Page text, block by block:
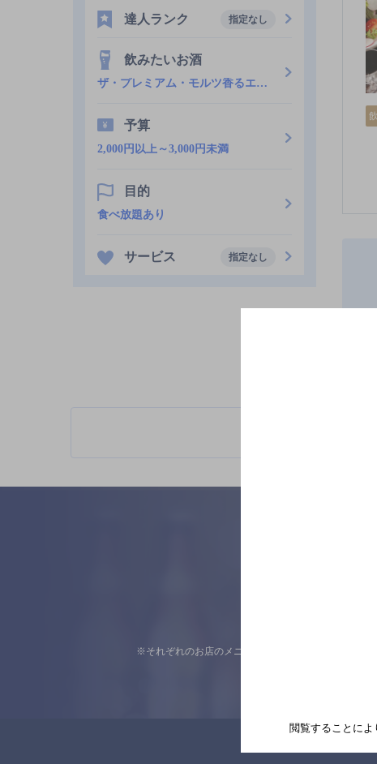
達人ランク 指定なし
飲みたいお酒
ザ・プレミアム・モルツ香るエール
予算
2,000円以上～3,000円未満
目的
食べ放題あり
サービス 指定なし
※それぞれのお店のメニューや営業時間などの掲載情
閲覧することによ